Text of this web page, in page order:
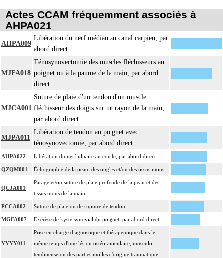
Actes CCAM fréquemment associés à
AHPA021
AHPA009
Libération du nerf médian au canal carpien, par
abord direct
MJFA018
Ténosynovectomie des muscles fléchisseurs au
poignet ou à la paume de la main, par abord
direct
MJCA001
Suture de plaie d'un tendon d'un muscle
fléchisseur des doigts sur un rayon de la main,
par abord direct
MJPA011
Libération de tendon au poignet avec
ténosynovectomie, par abord direct
AHPA022 Libération du nerf ulnaire au coude, par abord direct
QZQM001 Échographie de la peau, des ongles et/ou des tissus mous
QCJA001
Parage et/ou suture de plaie profonde de la peau et des
tissus mous de la main
PCCA002 Suture de plaie ou de rupture de tendon
MGFA007 Exérèse de kyste synovial du poignet, par abord direct
YYYY011
Prise en charge diagnostique et thérapeutique dans le
même temps d'une lésion ostéo-articulaire, musculo-
tendineuse ou des parties molles d'origine traumatique